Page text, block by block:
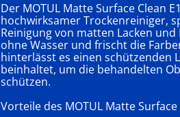
Der MOTUL Matte Surface Clean
hochwirksamer Trockenreiniger,
Reinigung von matten Lacken
ohne Wasser und frischt die
hinterlässt es einen schützenden
beinhaltet, um die behandelten
schützen.
Vorteile des MOTUL Matte Surface